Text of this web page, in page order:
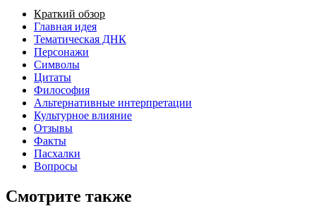
Краткий обзор
Главная идея
Тематическая ДНК
Персонажи
Символы
Цитаты
Философия
Альтернативные интерпретации
Культурное влияние
Отзывы
Факты
Пасхалки
Вопросы
Смотрите также